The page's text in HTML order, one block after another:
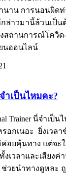
นาน การนอนผิด
ล่าวมานี้ล้วนเป็น
สถานการณ์โควิด
นออนไลน์
ำเป็นไหมคะ?
Trainer นี่จำเป็น
อกเนอะ ยิ่งเวล
ค่อยคุ้นทาง แต่จ
เวลาและเสียงค่
ช่วยนำทางดูหละ